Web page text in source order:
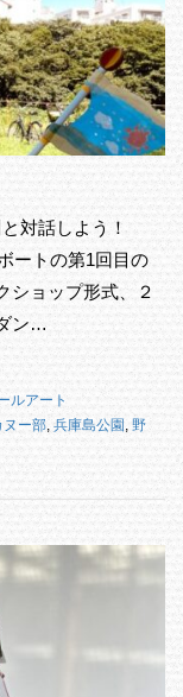
対話しよう！
ートの第1回目の
ショップ形式、２
ン…
ルアート
ヌー部, 兵庫島公園, 野